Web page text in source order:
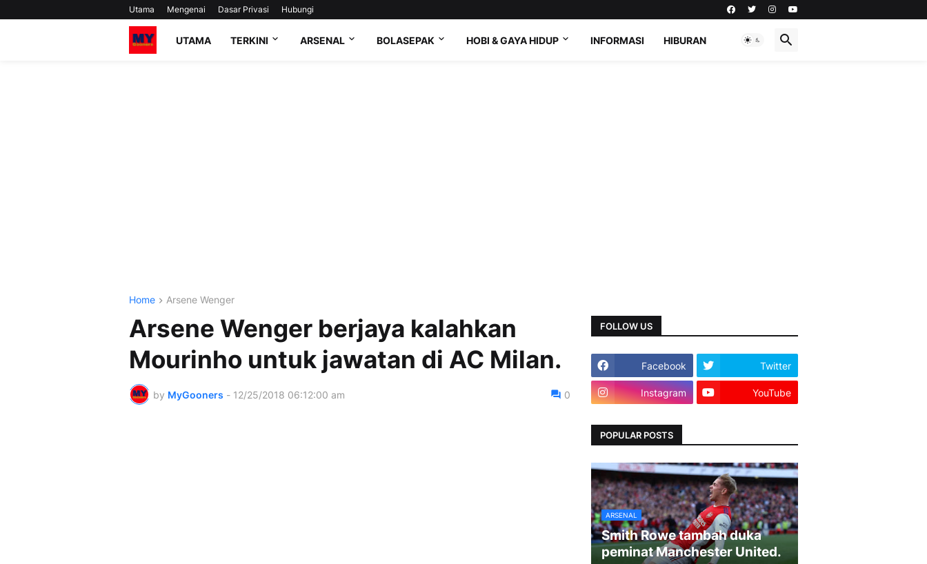
Utama Mengenai Dasar Privasi Hubungi
UTAMA TERKINI ARSENAL BOLASEPAK HOBI & GAYA HIDUP INFORMASI HIBURAN
Home Arsene Wenger
Arsene Wenger berjaya kalahkan
Mourinho untuk jawatan di AC Milan.
by MyGooners - 12/25/2018 06:12:00 am 0
FOLLOW US
Facebook Twitter
Instagram YouTube
POPULAR POSTS
ARSENAL
Smith Rowe tambah duka
peminat Manchester United.